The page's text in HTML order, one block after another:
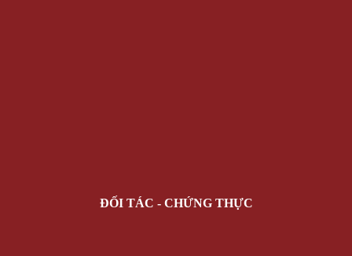
ĐỐI TÁC - CHỨNG THỰC